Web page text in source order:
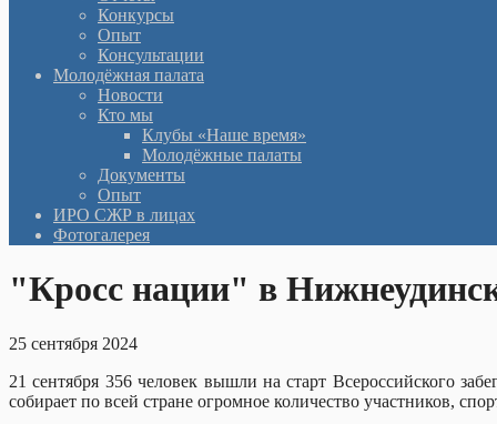
Конкурсы
Опыт
Консультации
Молодёжная палата
Новости
Кто мы
Клубы «Наше время»
Молодёжные палаты
Документы
Опыт
ИРО СЖР в лицах
Фотогалерея
"Кросс нации" в
25 сентября 2024
21 сентября 356 человек вышли на старт Всероссийского
собирает по всей стране огромное количество участников,